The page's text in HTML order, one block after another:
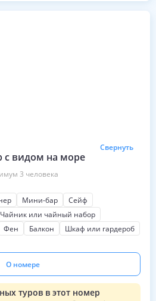
с видом на море
Свернуть
3 человека
Мини-бар
Сейф
Чайник или чайный набор
Фен Балкон
Шкаф или гардероб
О номере
туров в этот номер